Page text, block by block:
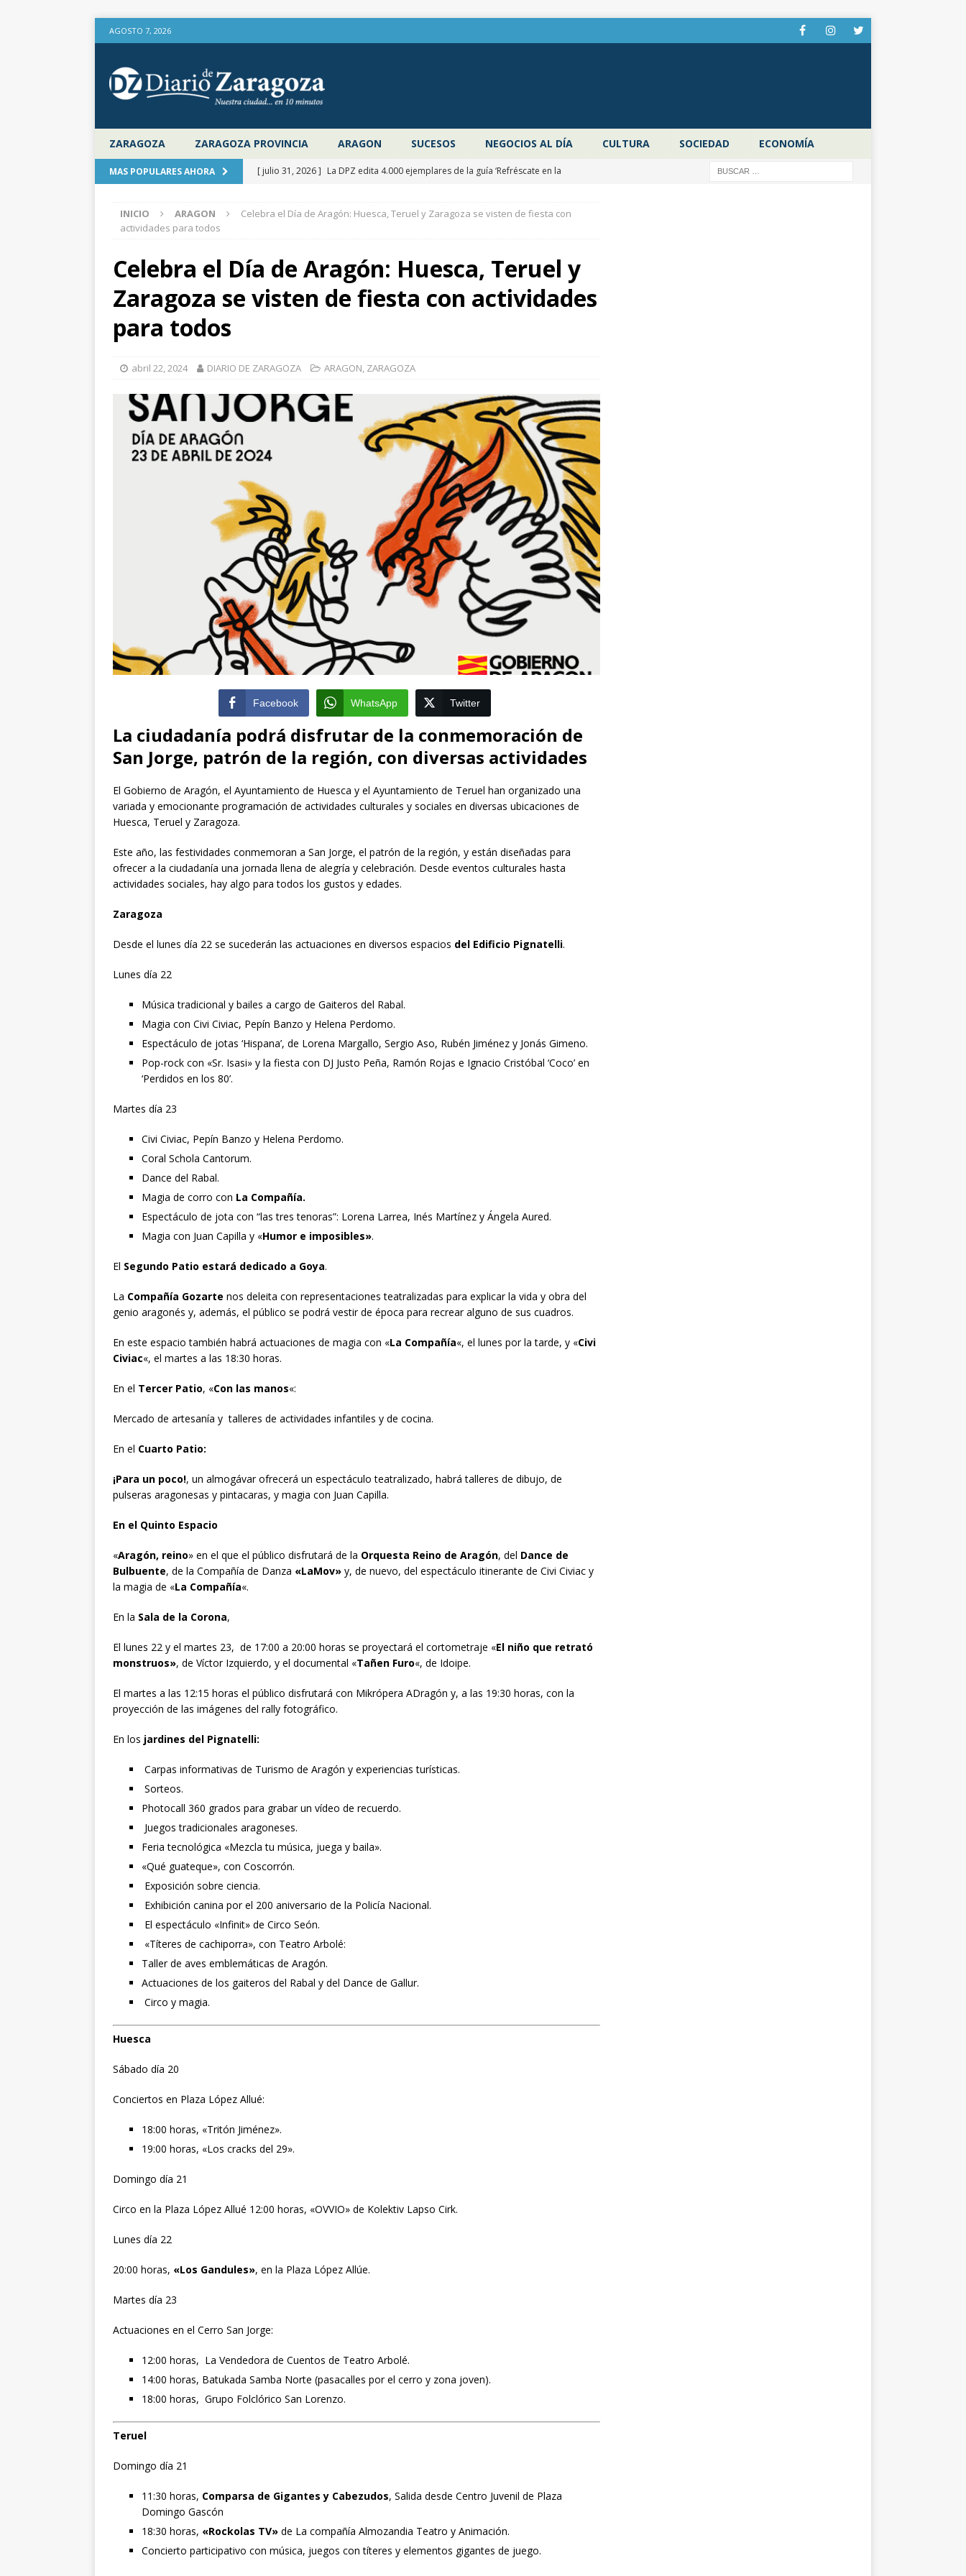
AGOSTO 7, 2026
ZARAGOZA ZARAGOZA PROVINCIA ARAGON SUCESOS NEGOCIOS AL DÍA CULTURA SOCIEDAD ECONOMÍA
MAS POPULARES AHORA [ julio 31, 2026 ] La DPZ edita 4.000 ejemplares de la guía ‘Refréscate en la
aire libre en el verano
ZARAGOZA PROVINCIA
la Diputación de Zaragoza con las entradas agotadas
CULTURA
[ julio 31, 2026 ]
Zaragoza congela un año más los impuestos municipales y
de Santiago de la catedral de Tarazona tras una inversión de 304.000 euros
[ julio 31, 2026 ]
La Policía Nacional detiene a tres jóvenes a los que
interceptaron poco después de robar en el interior de más de media docena de
vehículos
INICIO ARAGON
Celebra el Día de Aragón: Huesca, Teruel y Zaragoza se visten de fiesta con
actividades para todos
Celebra el Día de Aragón: Huesca, Teruel y
Zaragoza se visten de fiesta con actividades
para todos
abril 22, 2024 DIARIO DE ZARAGOZA ARAGON, ZARAGOZA
Facebook WhatsApp Twitter
La ciudadanía podrá disfrutar de la conmemoración de
San Jorge, patrón de la región, con diversas actividades
El Gobierno de Aragón, el Ayuntamiento de Huesca y el Ayuntamiento de Teruel han organizado una
variada y emocionante programación de actividades culturales y sociales en diversas ubicaciones de
Huesca, Teruel y Zaragoza.
Este año, las festividades conmemoran a San Jorge, el patrón de la región, y están diseñadas para
ofrecer a la ciudadanía una jornada llena de alegría y celebración. Desde eventos culturales hasta
actividades sociales, hay algo para todos los gustos y edades.
Zaragoza
Desde el lunes día 22 se sucederán las actuaciones en diversos espacios del Edificio Pignatelli.
Lunes día 22
Música tradicional y bailes a cargo de Gaiteros del Rabal.
Magia con Civi Civiac, Pepín Banzo y Helena Perdomo.
Espectáculo de jotas ‘Hispana’, de Lorena Margallo, Sergio Aso, Rubén Jiménez y Jonás Gimeno.
Pop-rock con «Sr. Isasi» y la fiesta con DJ Justo Peña, Ramón Rojas e Ignacio Cristóbal ‘Coco’ en
‘Perdidos en los 80’.
Martes día 23
Civi Civiac, Pepín Banzo y Helena Perdomo.
Coral Schola Cantorum.
Dance del Rabal.
Magia de corro con La Compañía.
Espectáculo de jota con “las tres tenoras”: Lorena Larrea, Inés Martínez y Ángela Aured.
Magia con Juan Capilla y «Humor e imposibles».
El Segundo Patio estará dedicado a Goya.
La Compañía Gozarte nos deleita con representaciones teatralizadas para explicar la vida y obra del
genio aragonés y, además, el público se podrá vestir de época para recrear alguno de sus cuadros.
En este espacio también habrá actuaciones de magia con «La Compañía«, el lunes por la tarde, y «Civi
Civiac«, el martes a las 18:30 horas.
En el Tercer Patio, «Con las manos«:
Mercado de artesanía y talleres de actividades infantiles y de cocina.
En el Cuarto Patio:
¡Para un poco!, un almogávar ofrecerá un espectáculo teatralizado, habrá talleres de dibujo, de
pulseras aragonesas y pintacaras, y magia con Juan Capilla.
En el Quinto Espacio
«Aragón, reino» en el que el público disfrutará de la Orquesta Reino de Aragón, del Dance de
Bulbuente, de la Compañía de Danza «LaMov» y, de nuevo, del espectáculo itinerante de Civi Civiac y
la magia de «La Compañía«.
En la Sala de la Corona,
El lunes 22 y el martes 23, de 17:00 a 20:00 horas se proyectará el cortometraje «El niño que retrató
monstruos», de Víctor Izquierdo, y el documental «Tañen Furo«, de Idoipe.
El martes a las 12:15 horas el público disfrutará con Mikrópera ADragón y, a las 19:30 horas, con la
proyección de las imágenes del rally fotográfico.
En los jardines del Pignatelli:
Carpas informativas de Turismo de Aragón y experiencias turísticas.
Sorteos.
Photocall 360 grados para grabar un vídeo de recuerdo.
Juegos tradicionales aragoneses.
Feria tecnológica «Mezcla tu música, juega y baila».
«Qué guateque», con Coscorrón.
Exposición sobre ciencia.
Exhibición canina por el 200 aniversario de la Policía Nacional.
El espectáculo «Infinit» de Circo Seón.
«Títeres de cachiporra», con Teatro Arbolé:
Taller de aves emblemáticas de Aragón.
Actuaciones de los gaiteros del Rabal y del Dance de Gallur.
Circo y magia.
Huesca
Sábado día 20
Conciertos en Plaza López Allué:
18:00 horas, «Tritón Jiménez».
19:00 horas, «Los cracks del 29».
Domingo día 21
Circo en la Plaza López Allué 12:00 horas, «OVVIO» de Kolektiv Lapso Cirk.
Lunes día 22
20:00 horas, «Los Gandules», en la Plaza López Allúe.
Martes día 23
Actuaciones en el Cerro San Jorge:
12:00 horas, La Vendedora de Cuentos de Teatro Arbolé.
14:00 horas, Batukada Samba Norte (pasacalles por el cerro y zona joven).
18:00 horas, Grupo Folclórico San Lorenzo.
Teruel
Domingo día 21
11:30 horas, Comparsa de Gigantes y Cabezudos, Salida desde Centro Juvenil de Plaza
Domingo Gascón
18:30 horas, «Rockolas TV» de La compañía Almozandia Teatro y Animación.
Concierto participativo con música, juegos con títeres y elementos gigantes de juego.